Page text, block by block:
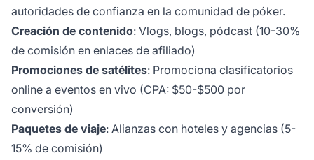
autoridades de confianza en la comunidad de póker.
Creación de contenido: Vlogs, blogs, pódcast (10-30%
de comisión en enlaces de afiliado)
Promociones de satélites: Promociona clasificatorios
online a eventos en vivo (CPA: $50-$500 por
conversión)
Paquetes de viaje: Alianzas con hoteles y agencias (5-
15% de comisión)